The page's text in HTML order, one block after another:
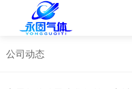
公司动态